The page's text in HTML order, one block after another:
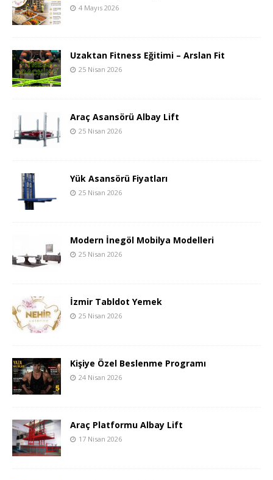
4 Mayıs 2026
Uzaktan Fitness Eğitimi – Arslan Fit
25 Nisan 2026
Araç Asansörü Albay Lift
25 Nisan 2026
Yük Asansörü Fiyatları
25 Nisan 2026
Modern İnegöl Mobilya Modelleri
25 Nisan 2026
İzmir Tabldot Yemek
25 Nisan 2026
Kişiye Özel Beslenme Programı
24 Nisan 2026
Araç Platformu Albay Lift
17 Nisan 2026